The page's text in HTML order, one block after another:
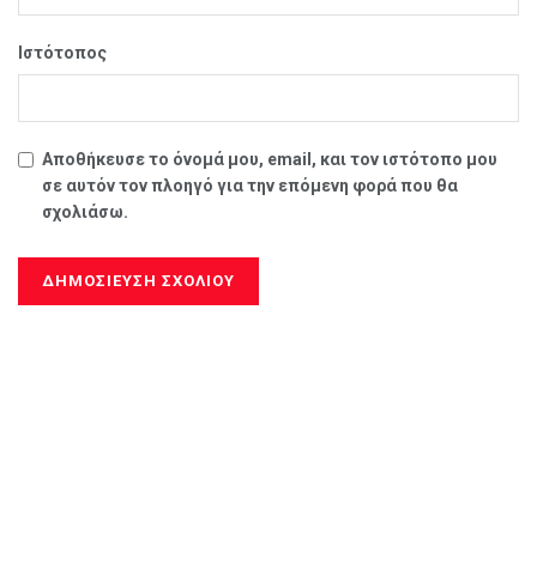
Ιστότοπος
Αποθήκευσε το όνομά μου, email, και τον ιστότοπο μου
σε αυτόν τον πλοηγό για την επόμενη φορά που θα
σχολιάσω.